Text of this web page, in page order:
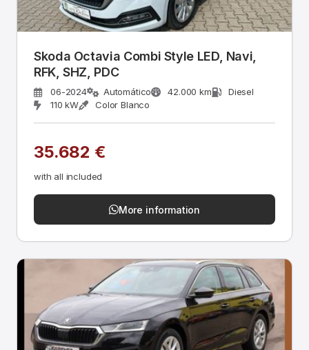
Skoda Octavia Combi Style LED, Navi,
RFK, SHZ, PDC
06-2024 Automático 42.000 km
Diesel
110 kW
Color Blanco
35.682 €
with all included
More information